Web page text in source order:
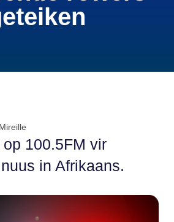
Mireille
100.5FM vir
in Afrikaans.